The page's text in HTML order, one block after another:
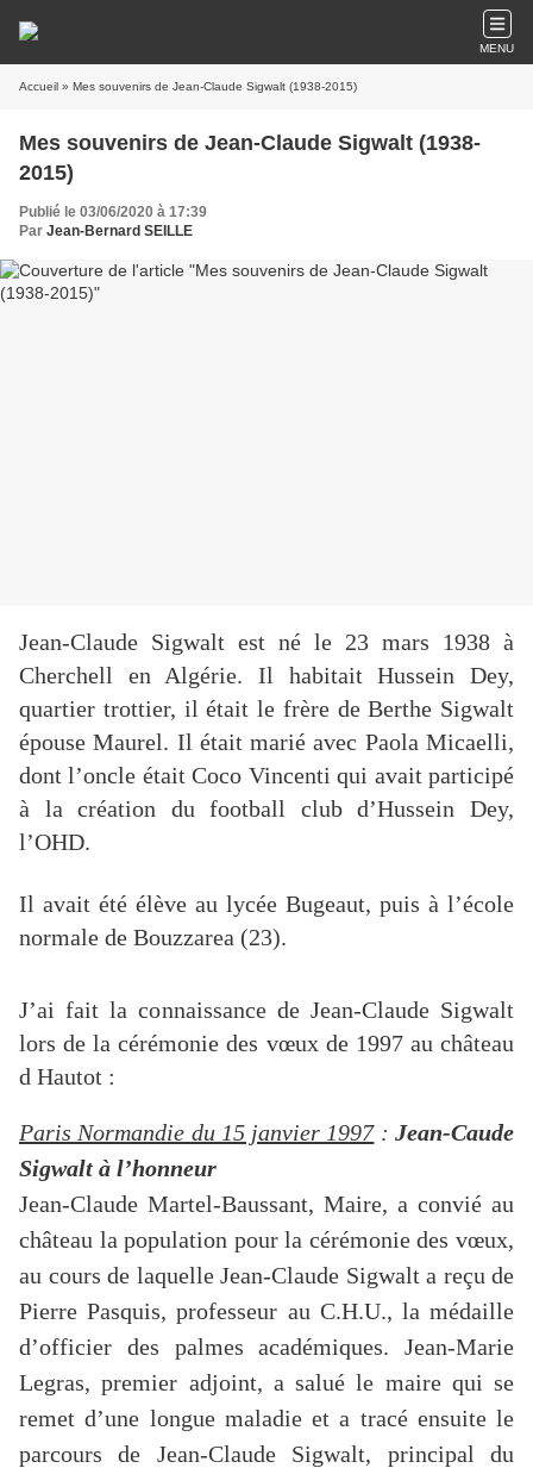
MENU
Accueil » Mes souvenirs de Jean-Claude Sigwalt (1938-2015)
Mes souvenirs de Jean-Claude Sigwalt (1938-
2015)
Publié le 03/06/2020 à 17:39
Par Jean-Bernard SEILLE
Jean-Claude Sigwalt est né le 23 mars 1938 à
Cherchell en Algérie. Il habitait Hussein Dey,
quartier trottier, il était le frère de Berthe Sigwalt
épouse Maurel. Il était marié avec Paola Micaelli,
dont l’oncle était Coco Vincenti qui avait participé
à la création du football club d’Hussein Dey,
l’OHD.
Il avait été élève au lycée Bugeaut, puis à l’école
normale de Bouzzarea (23).
J’ai fait la connaissance de Jean-Claude Sigwalt
lors de la cérémonie des vœux de 1997 au château
d Hautot :
Paris Normandie du 15 janvier 1997:Jean-Caude
Sigwalt à l’honneur
Jean-Claude Martel-Baussant, Maire, a convié au
château la population pour la cérémonie des vœux,
au cours de laquelle Jean-Claude Sigwalt a reçu de
Pierre Pasquis, professeur au C.H.U., la médaille
d’officier des palmes académiques. Jean-Marie
Legras, premier adjoint, a salué le maire qui se
remet d’une longue maladie et a tracé ensuite le
parcours de Jean-Claude Sigwalt, principal du